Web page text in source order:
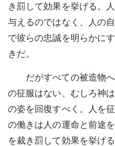
き罰して効果を挙げる。
与えるのではなく、人の
で彼らの忠誠を明らかに
きだ。
だがすべての被造物
の征服はない、むしろ神
の姿を回復すべく。人を
の働きは人の運命と前途
を裁き罰して効果を挙げ